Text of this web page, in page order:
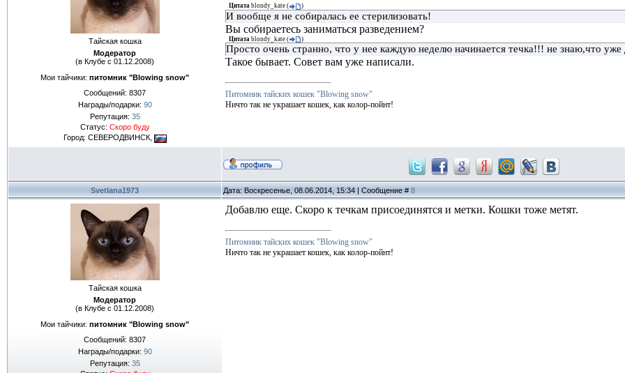
Тайская кошка
Модератор
(в Клубе с 01.12.2008)
Мои тайчики: питомник "Blowing snow"
Сообщений: 8307
Награды/подарки: 90
Репутация: 35
Статус: Скоро буду
Город: СЕВЕРОДВИНСК,
Цитата blondy_kate ( )
И вообще я не собиралась ее стерилизовать!
Вы собираетесь заниматься разведением?
Цитата blondy_kate ( )
Просто очень странно, что у нее каждую неделю начинается течка!!! не знаю,что уже
Такое бывает. Совет вам уже написали.
Питомник тайских кошек "Blowing snow"
Ничто так не украшает кошек, как колор-пойнт!
Svetlana1973 Дата: Воскресенье, 08.06.2014, 15:34 | Сообщение # 8
Тайская кошка
Модератор
(в Клубе с 01.12.2008)
Мои тайчики: питомник "Blowing snow"
Сообщений: 8307
Награды/подарки: 90
Репутация: 35
Добавлю еще. Скоро к течкам присоединятся и метки. Кошки тоже метят.
Питомник тайских кошек "Blowing snow"
Ничто так не украшает кошек, как колор-пойнт!